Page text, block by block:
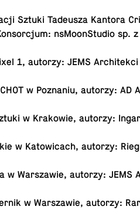
Sztuki Ta­de­usza Kantora
nsMo­on­Stu­dio sp.
1, autorzy: JEMS Architekci
w Po­zna­niu, autorzy: AD
w Kra­ko­wie, autorzy:
w Ka­to­wi­cach, autorzy:
w War­sza­wie, autorzy: JEMS
w War­sza­wie, autorzy: